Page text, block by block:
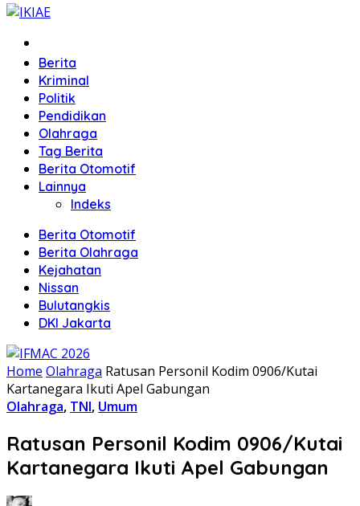
Berita
Kriminal
Politik
Pendidikan
Olahraga
Tag Berita
Berita Otomotif
Lainnya
Indeks
Berita Otomotif
Berita Olahraga
Kejahatan
Nissan
Bulutangkis
DKI Jakarta
Home Olahraga Ratusan Personil Kodim 0906/Kutai
Kartanegara Ikuti Apel Gabungan
Olahraga, TNI, Umum
Ratusan Personil Kodim 0906/Kutai
Kartanegara Ikuti Apel Gabungan